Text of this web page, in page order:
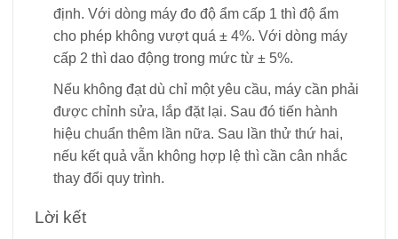
định. Với dòng máy đo độ ẩm cấp 1 thì độ ẩm
cho phép không vượt quá ± 4%. Với dòng máy
cấp 2 thì dao động trong mức từ ± 5%.
Nếu không đạt dù chỉ một yêu cầu, máy cần phải
được chỉnh sửa, lắp đặt lại. Sau đó tiến hành
hiệu chuẩn thêm lần nữa. Sau lần thử thứ hai,
nếu kết quả vẫn không hợp lệ thì cần cân nhắc
thay đổi quy trình.
Lời kết